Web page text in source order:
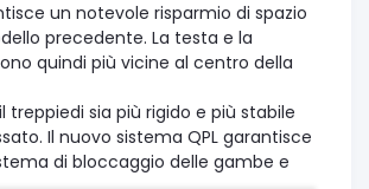
un notevole risparmio di spazio
precedente. La testa e la
quindi più vicine al centro della
treppiedi sia più rigido e più stabile
Il nuovo sistema QPL garantisce
di bloccaggio delle gambe e